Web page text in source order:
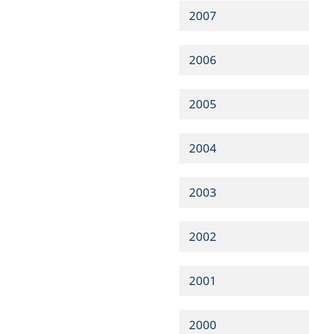
2007
2006
2005
2004
2003
2002
2001
2000